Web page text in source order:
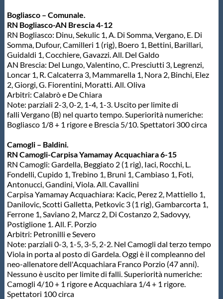
Centri Federali
Area Legislativa
Protezione Civile
Qualità
Sostenibilità
Privacy
Cookie Policy
Archivio News
Flash News
Galleria fotografica
Bogliasco – Comunale.
RN Bogliasco-AN Brescia 4-12
RN Bogliasco: Dinu, Sekulic 1, A. Di Somma, Vergano, E. Di
Somma, Dufour, Camilleri 1 (rig), Boero 1, Bettini, Barillari,
Guidaldi 1, Cocchiere, Gavazzi. All. Del Galdo
AN Brescia: Del Lungo, Valentino, C. Presciutti 3, Legrenzi,
Loncar 1, R. Calcaterra 3, Mammarella 1, Nora 2, Binchi, Elez
2, Giorgi, G. Fiorentini, Moratti. All. Oliva
Arbitri: Calabrò e De Chiara
Note: parziali 2-3, 0-2, 1-4, 1-3. Uscito per limite di
falli Vergano (B) nel quarto tempo. Superiorità numeriche:
Bogliasco 1/8 + 1 rigore e Brescia 5/10. Spettatori 300 circa
Camogli – Baldini.
RN Camogli-Carpisa Yamamay Acquachiara 6-15
RN Camogli: Gardella, Beggiato 2 (1 rig), Iaci, Rocchi, L.
Fondelli, Cupido 1, Trebino 1, Bruni 1, Cambiaso 1, Foti,
Antonucci, Gandini, Viola. All. Cavallini
Carpisa Yamamay Acquachiara: Kacic, Perez 2, Mattiello 1,
Danilovic, Scotti Galletta, Petkovic 3 (1 rig), Gambarcorta 1,
Ferrone 1, Saviano 2, Marcz 2, Di Costanzo 2, Sadovyy,
Postiglione 1. All. F. Porzio
Arbitri: Petronilli e Severo
Note: parziali 0-3, 1-5, 3-5, 2-2. Nel Camogli dal terzo tempo
Viola in porta al posto di Gardela. Oggi è il compleanno del
neo-allenatore dell'Acquachiara Franco Porzio (47 anni).
Nessuno è uscito per limite di falli. Superiorità numeriche:
Camogli 4/10 + 1 rigore e Acquachiara 1/4 + 1 rigore.
Spettatori 100 circa